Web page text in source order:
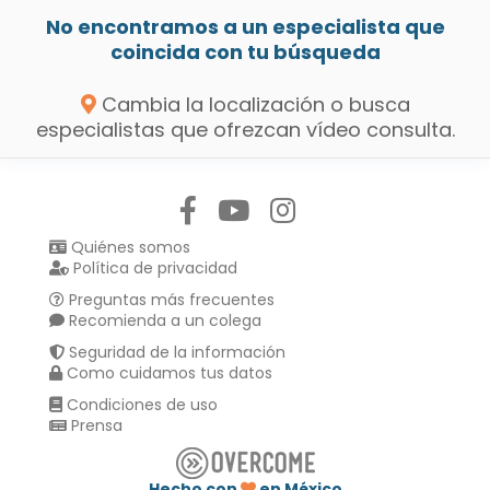
No encontramos a un especialista que
coincida con tu búsqueda
Cambia la localización o busca
especialistas que ofrezcan vídeo consulta.
Quiénes somos
Política de privacidad
Preguntas más frecuentes
Recomienda a un colega
Seguridad de la información
Como cuidamos tus datos
Condiciones de uso
Prensa